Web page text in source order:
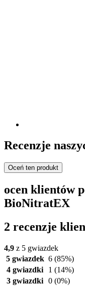
Recenzje
Oceń ten produkt
ocen klientów
BioNitratEX
2 recenzje
4,9 z 5 gwiazdek
5 gwiazdek 6 (85%)
4 gwiazdki
1 (14%)
3 gwiazdki 0 (0%)